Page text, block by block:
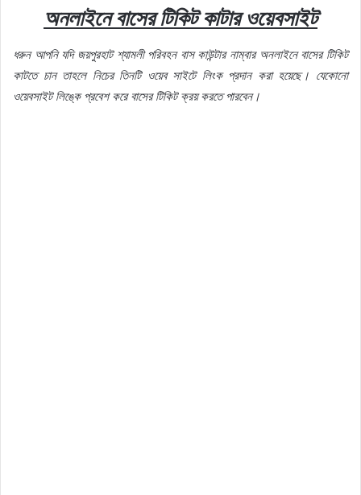
অনলাইনেবাসেরটিকিটকাটারওয়েবসাইট
ধরুন আপনি যদি জয়পুরহাট শ্যামলী পরিবহন বাসকাউন্টার নাম্বার অনলাইনেবাসের টিকিট
কাটতে চান তাহলে নিচের তিনটি ওয়েব সাইটে লিংক প্রদান করা হয়েছে। যেকোনো
ওয়েবসাইটলিঙ্কে প্রবেশকরেবাসেরটিকিটক্রয়করতেপারবেন।